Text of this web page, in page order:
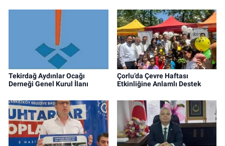
Tekirdağ Aydınlar Ocağı
Derneği Genel Kurul İlanı
Çorlu’da Çevre Haftası
Etkinliğine Anlamlı Destek